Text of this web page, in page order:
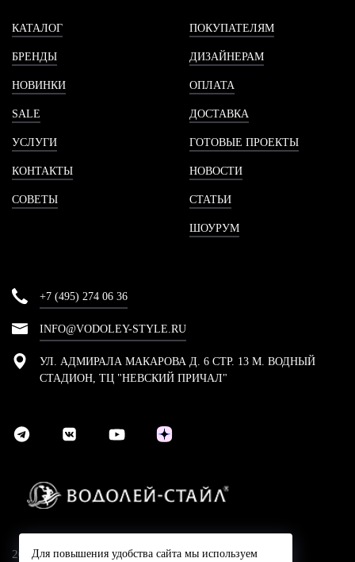
КАТАЛОГ
БРЕНДЫ
НОВИНКИ
SALE
УСЛУГИ
КОНТАКТЫ
СОВЕТЫ
ПОКУПАТЕЛЯМ
ДИЗАЙНЕРАМ
ОПЛАТА
ДОСТАВКА
ГОТОВЫЕ ПРОЕКТЫ
НОВОСТИ
СТАТЬИ
ШОУРУМ
+7 (495) 274 06 36
INFO@VODOLEY-STYLE.RU
УЛ. АДМИРАЛА МАКАРОВА Д. 6 СТР. 13 М. ВОДНЫЙ
СТАДИОН, ТЦ "НЕВСКИЙ ПРИЧАЛ"
2024 © Компания Водолей-Cтайл
Для повышения удобства сайта мы используем